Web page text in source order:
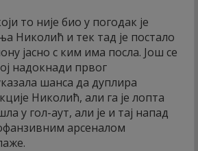
то није био у погодак је
Николић и тек тад је постало
јасно с ким има посла. Још се
надокнади првог
шанса да дуплира
Николић, али га је лопта
у гол-аут, али је и тај напад
арсеналом